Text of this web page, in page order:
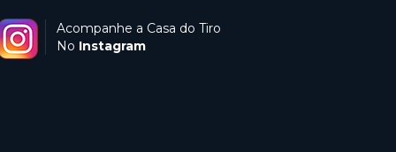
Acompanhe a Casa do Tiro
No Instagram